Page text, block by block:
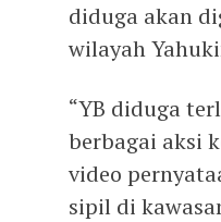
diduga akan
wilayah
“YB diduga
berbagai aksi
video
sipil di